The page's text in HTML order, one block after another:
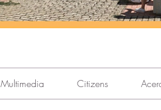
Multimedia Citizens